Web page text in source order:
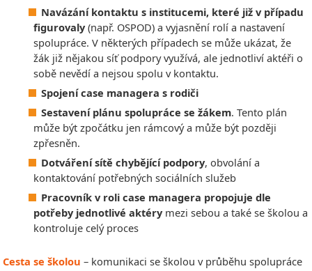
Navázání kontaktu s institucemi, které již v případu
figurovaly(např. OSPOD) a vyjasnění rolí a nastavení
spolupráce. V některých případech se může ukázat, že
žák již nějakou síť podpory využívá, ale jednotliví aktéři o
sobě nevědí a nejsou spolu v kontaktu.
Spojení case managera s rodiči
Sestavení plánu spolupráce se žákem. Tento plán
může být zpočátku jen rámcový a může být později
zpřesněn.
Dotváření sítě chybějící podpory, obvolání a
kontaktování potřebných sociálních služeb
Pracovník v roli case managera propojuje dle
potřeby jednotlivé aktérymezi sebou a také se školou a
kontroluje celý proces
Cesta se školou – komunikaci se školou v průběhu spolupráce